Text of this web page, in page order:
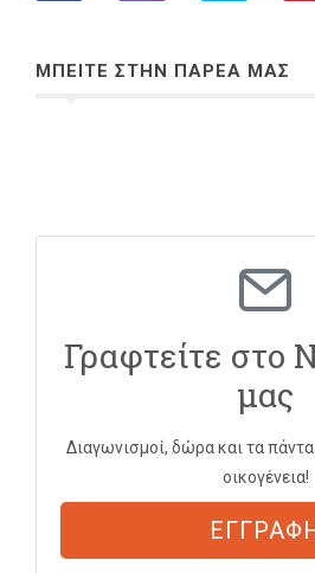
ΜΠΕΙΤΕ ΣΤΗΝ ΠΑΡΕΑ ΜΑΣ
Γραφτείτε στο
μας
Διαγωνισμοί, δώρα και τα πάντα
οικογένεια!